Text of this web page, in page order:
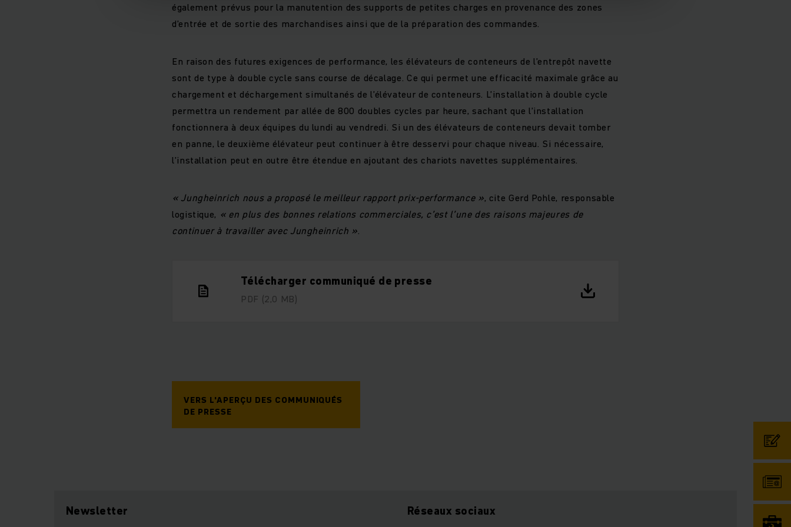
également prévus pour la manutention des supports de petites charges en provenance des zones
d’entrée et de sortie des marchandises ainsi que de la préparation des commandes.
En raison des futures exigences de performance, les élévateurs de conteneurs de l’entrepôt navette
sont de type à double cycle sans course de décalage. Ce qui permet une efficacité maximale grâce au
chargement et déchargement simultanés de l’élévateur de conteneurs. L’installation à double cycle
permettra un rendement par allée de 800 doubles cycles par heure, sachant que l’installation
fonctionnera à deux équipes du lundi au vendredi. Si un des élévateurs de conteneurs devait tomber
en panne, le deuxième élévateur peut continuer à être desservi pour chaque niveau. Si nécessaire,
l’installation peut en outre être étendue en ajoutant des chariots navettes supplémentaires.
« Jungheinrich nous a proposé le meilleur rapport prix-performance », cite Gerd Pohle, responsable
logistique, « en plus des bonnes relations commerciales, c’est l’une des raisons majeures de
continuer à travailler avec Jungheinrich ».
Télécharger communiqué de presse
PDF (2,0 MB)
VERS L'APERÇU DES COMMUNIQUÉS
DE PRESSE
Newsletter Réseaux sociaux